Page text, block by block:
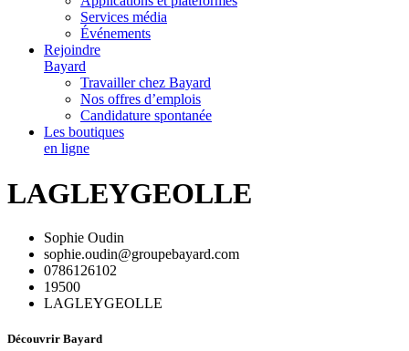
Services média
Événements
Rejoindre
Bayard
Travailler chez Bayard
Nos offres d’emplois
Candidature spontanée
Les boutiques
en ligne
LAGLEYGEOLLE
Sophie Oudin
sophie.oudin@groupebayard.com
0786126102
19500
LAGLEYGEOLLE
Découvrir Bayard